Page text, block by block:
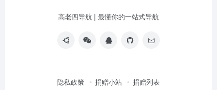
高老四导航 | 最懂你的一站式导航
隐私政策 捐赠小站 捐赠列表